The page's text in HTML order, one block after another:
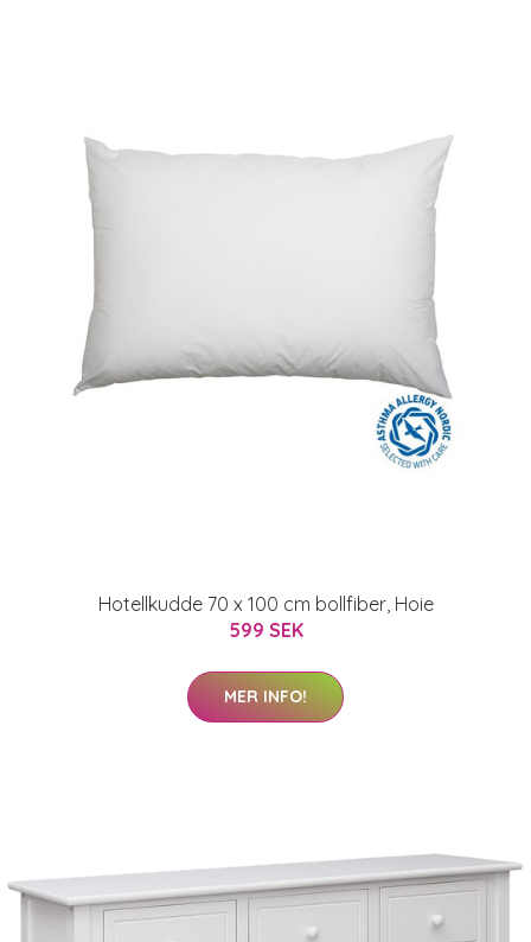
Hotellkudde 70 x 100 cm bollfiber, Hoie
599 SEK
MER INFO!